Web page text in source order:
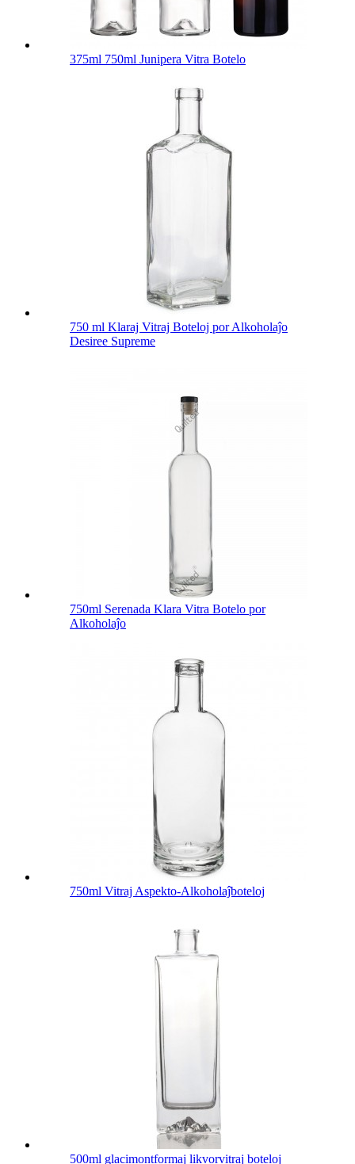
375ml 750ml Junipera Vitra Botelo
750 ml Klaraj Vitraj Boteloj por Alkoholaĵo
Desiree Supreme
750ml Serenada Klara Vitra Botelo por
Alkoholaĵo
750ml Vitraj Aspekto-Alkoholaĵboteloj
500ml glacimontformaj likvorvitraj boteloj